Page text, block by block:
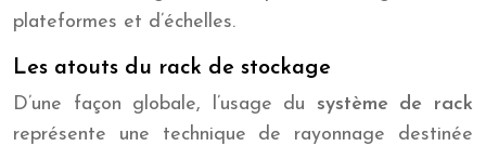
plateformes et d’échelles.
Les atouts du rack de stockage
D’une façon globale, l’usage du système de rack
représente une technique de rayonnage destinée